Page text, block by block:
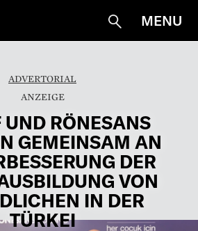
Suche
MENU
ADVERTORIAL
UND RÖNESANS
GEMEINSAM AN
DER
VON
IN DER
TÜRKEI